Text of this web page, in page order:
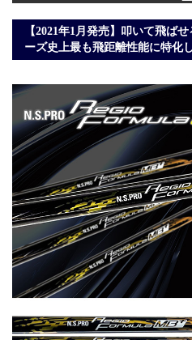
【2021年1月発売】叩いて飛ば
ーズ史上最も飛距離性能に特化